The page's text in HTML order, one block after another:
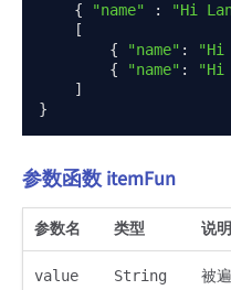
{
"name" : "Hi
[
{
"name" : "Hi
{
"name" : "Hi
]
}
参数函数 itemFun
参数名 类型 说明
value String 被